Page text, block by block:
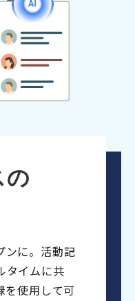
の
ンに。活動記
タイムに共
を使用して可